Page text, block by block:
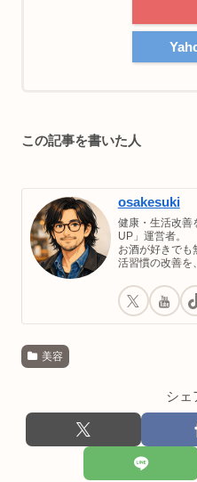
この記事を書いた人
osakesuki
健康・生活改善
UP」運営者。
お酒が好きでも
活習慣の改善を
美容
シェ